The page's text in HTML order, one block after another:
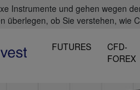
Instrumente und gehen wegen
überlegen, ob Sie verstehen, wie
FUTURES
CFD-
FOREX